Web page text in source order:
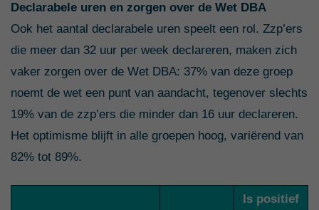
Declarabele uren en zorgen over de Wet DBA
Ook het aantal declarabele uren speelt een rol. Zzp’ers
die meer dan 32 uur per week declareren, maken zich
vaker zorgen over de Wet DBA: 37% van deze groep
noemt de wet een punt van aandacht, tegenover slechts
19% van de zzp’ers die minder dan 16 uur declareren.
Het optimisme blijft in alle groepen hoog, variërend van
82% tot 89%.
Is positief